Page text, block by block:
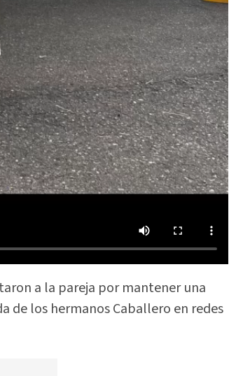
a la pareja por mantener una
de los hermanos Caballero en redes